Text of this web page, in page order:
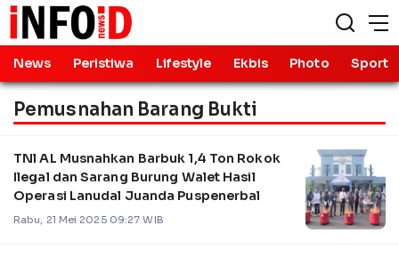
News Peristiwa Lifestyle Ekbis Photo Sport
Pemusnahan Barang Bukti
TNl AL Musnahkan Barbuk 1,4 Ton Rokok
Ilegal dan Sarang Burung Walet Hasil
Operasi Lanudal Juanda Puspenerbal
Rabu, 21 Mei 2025 09:27 WIB